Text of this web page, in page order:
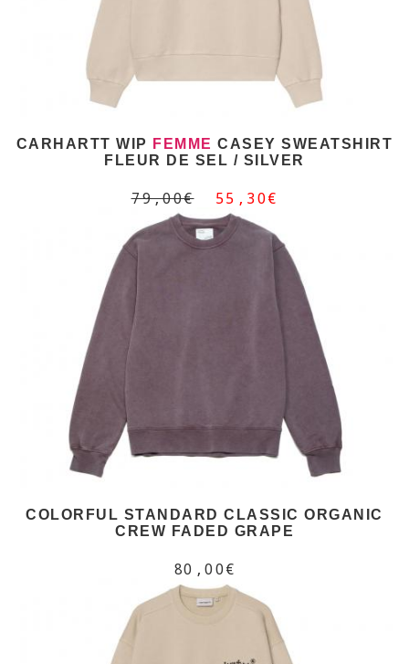
CARHARTT WIP FEMME CASEY SWEATSHIRT
FLEUR DE SEL / SILVER
79,00€ 55,30€
COLORFUL STANDARD CLASSIC ORGANIC
CREW FADED GRAPE
80,00€